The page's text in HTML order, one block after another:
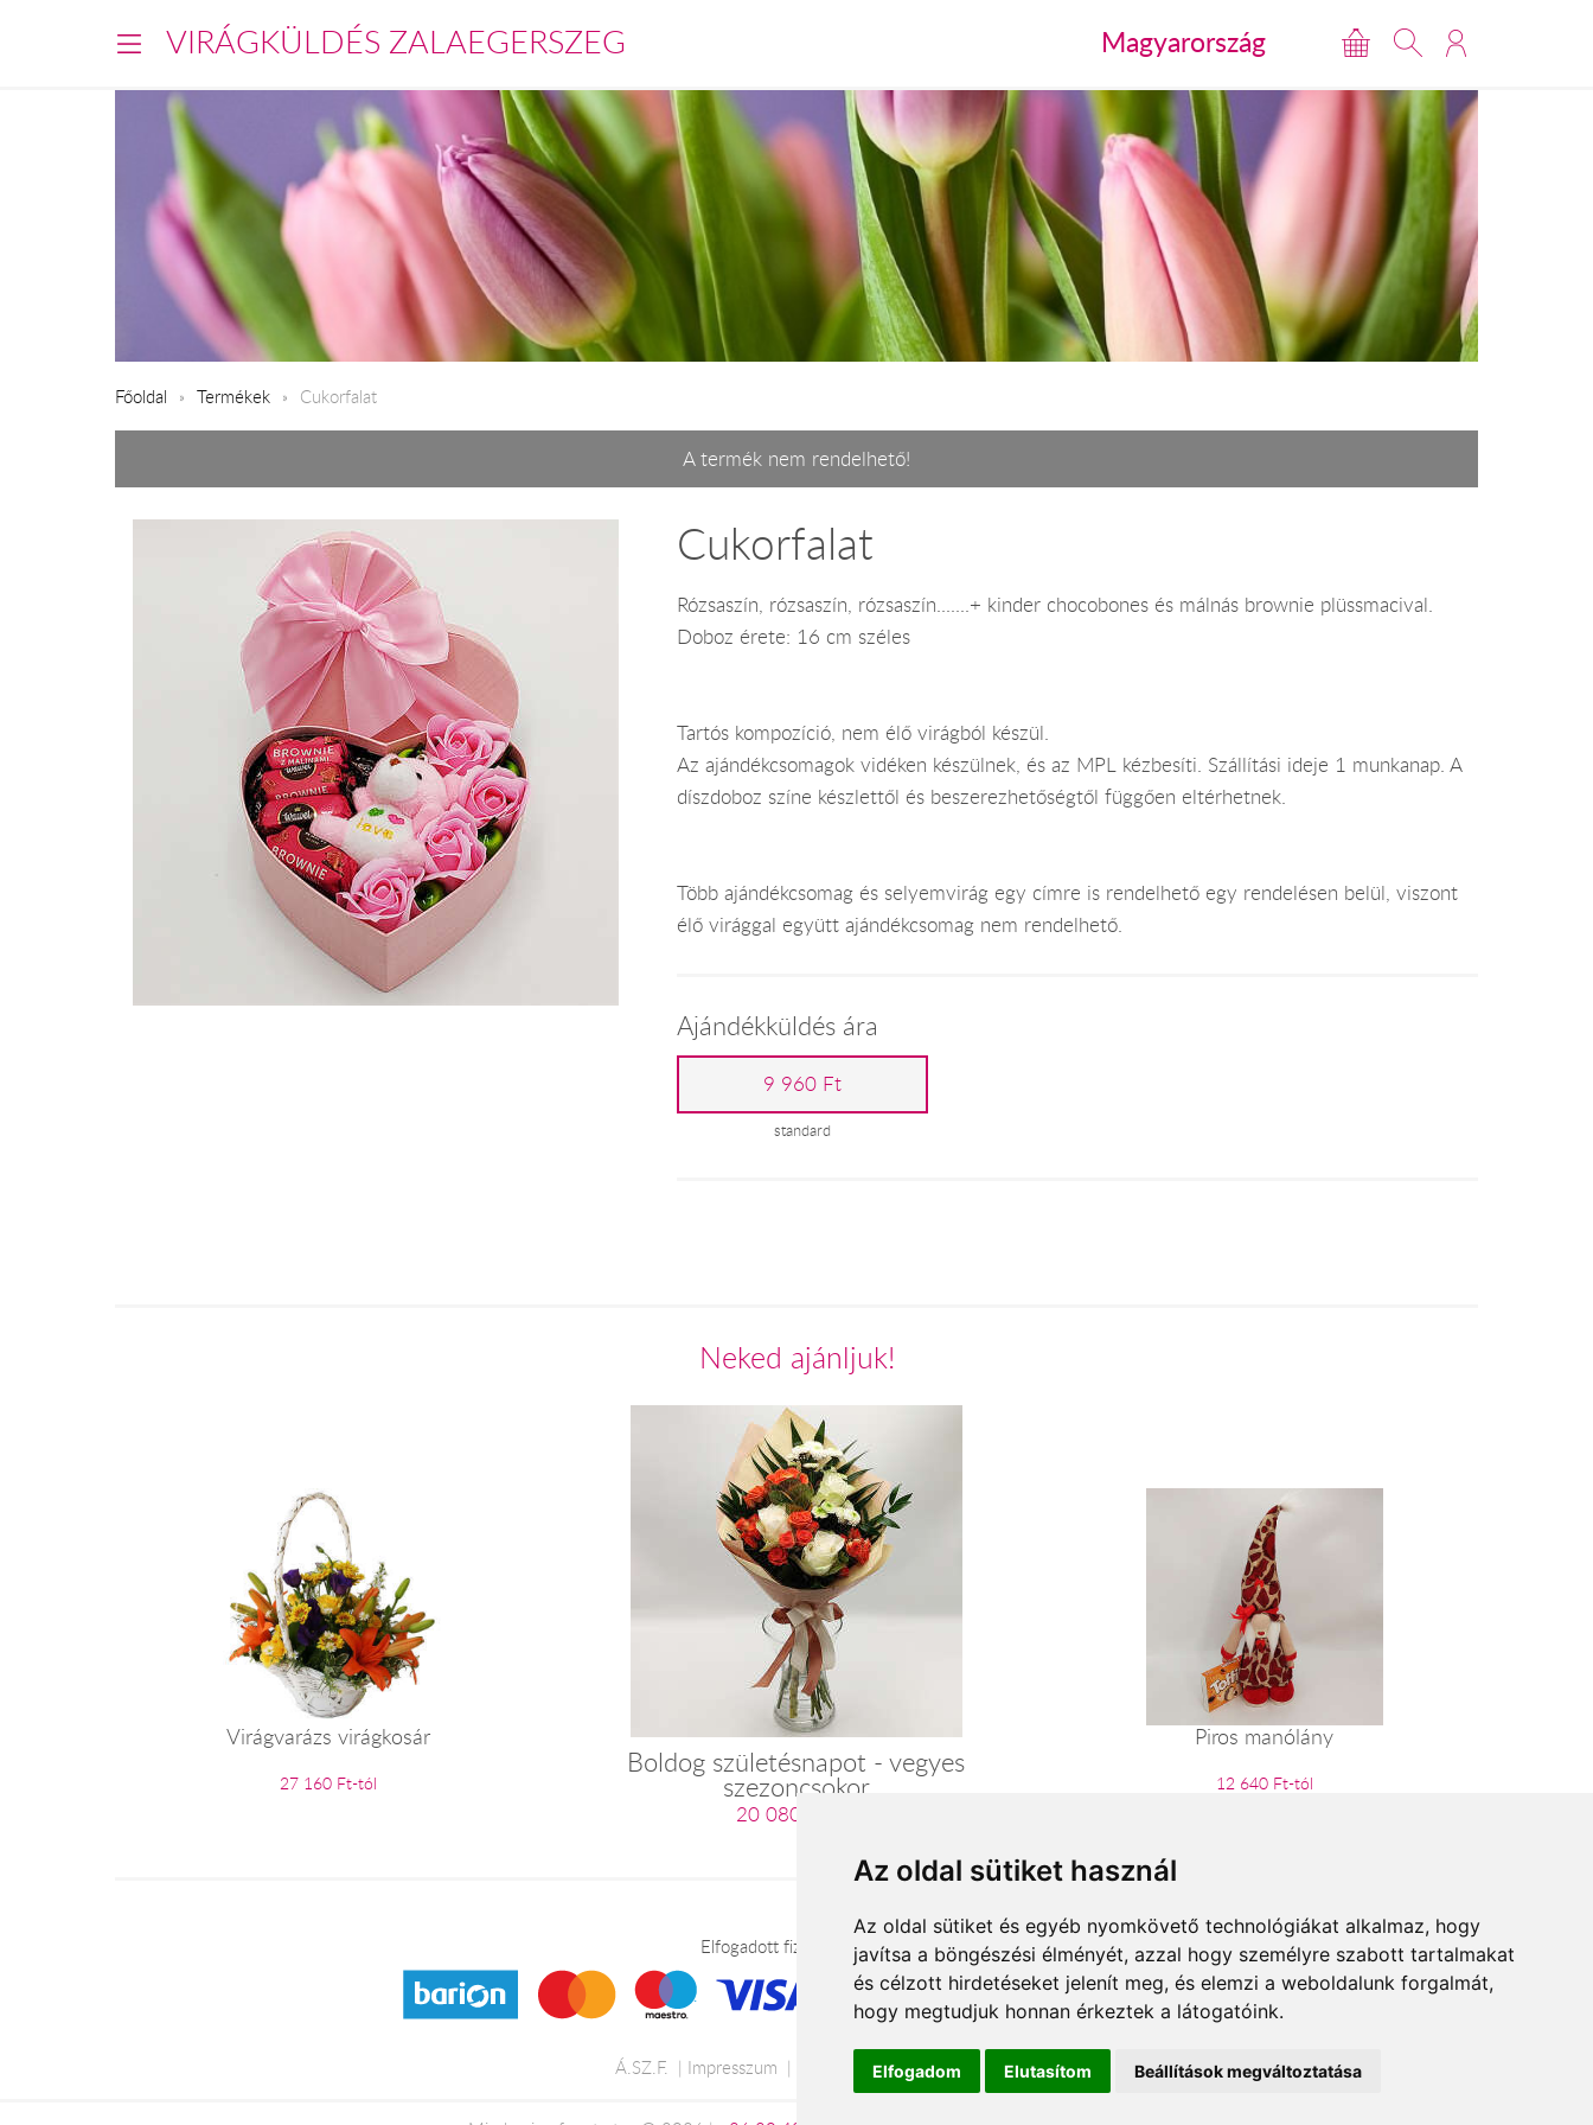
Az oldal sütiket használ
Az oldal sütiket és egyéb nyomkövető technológiákat alkalmaz, hogy
javítsa a böngészési élményét, azzal hogy személyre szabott tartalmakat
és célzott hirdetéseket jelenít meg, és elemzi a weboldalunk forgalmát,
hogy megtudjuk honnan érkeztek a látogatóink.
Elfogadom Elutasítom Beállítások megváltoztatása
VIRÁGKÜLDÉS ZALAEGERSZEG Magyarország
Főoldal Termékek Cukorfalat
A termék nem rendelhető!
Cukorfalat
Rózsaszín, rózsaszín, rózsaszín.......+ kinder chocobones és málnás brownie plüssmacival.
Doboz érete: 16 cm széles
Tartós kompozíció, nem élő virágból készül.
Az ajándékcsomagok vidéken készülnek, és az MPL kézbesíti. Szállítási ideje 1 munkanap. A
díszdoboz színe készlettől és beszerezhetőségtől függően eltérhetnek.
Több ajándékcsomag és selyemvirág egy címre is rendelhető egy rendelésen belül, viszont
élő virággal együtt ajándékcsomag nem rendelhető.
Ajándékküldés ára
9 960 Ft
standard
Neked ajánljuk!
Virágvarázs virágkosár
27 160 Ft-tól
Boldog születésnapot - vegyes
szezoncsokor
20 080 Ft-tól
Piros manólány
12 640 Ft-tól
Elfogadott fizetési módok
Á.SZ.F. Impresszum Adatkezelési tájékoztató